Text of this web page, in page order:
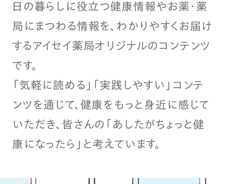
日の暮らしに役立つ健康情報やお薬・薬
局にまつわる情報を、わかりやすくお届け
するアイセイ薬局オリジナルのコンテンツ
です。
「気軽に読める」「実践しやすい」コンテ
ンツを通じて、健康をもっと身近に感じて
いただき、皆さんの「あしたがちょっと健
康になったら」と考えています。